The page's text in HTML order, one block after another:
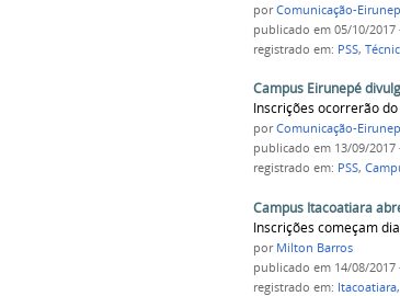
porComunicação-
publicado em 05/10/2017
registrado em: PSS,
Campus Eirunepé
Inscrições ocorrerão
porComunicação-
publicado em 13/09/2017
registrado em: PSS,
Campus Itacoatiara
Inscrições começam
por Milton Barros
publicado em 14/08/2017
registrado em: Itacoatiara,